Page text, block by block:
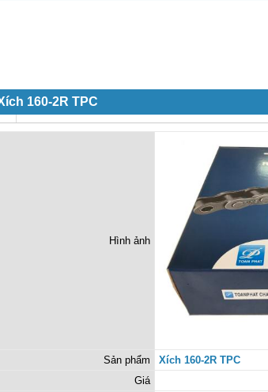
160-2R TPC
Hình ảnh
Sản phẩm
Xích 160-2R TPC
Giá